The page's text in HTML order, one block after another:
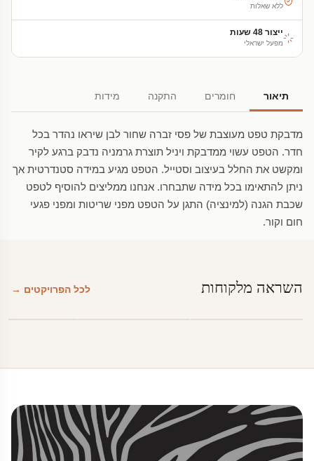
ללא שאלות
ייצור 48 שעות
מפעל ישראלי
תיאור חומרים התקנה מידות
מדבקת טפט מעוצבת של פסי זברה שחור לבן שיראו נהדר בכל
חדר. הטפט עשוי ממדבקת ויניל תוצרת גרמניה נדבק ברגע לקיר
ומקשט את החלל בעיצוב וסטייל. הטפט מגיע במידה סטנדרטית אך
ניתן להתאימו בכל מידה שתבחרו. אנחנו ממליצים להוסיף לטפט
שכבת הגנה (למינציה) התגן על הטפט מפני שריטות ומפני פגעי
חום וקור.
השראה מלקוחות לכל הפרויקטים →